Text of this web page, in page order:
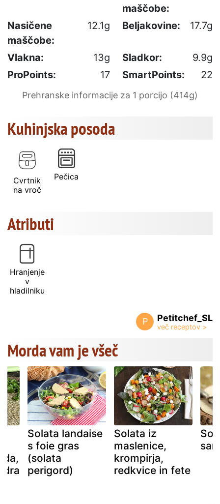
maščobe:
Nasičene
maščobe:
12.1g Beljakovine: 17.7g
Vlakna: 13g Sladkor:
9.9g
ProPoints:
17 SmartPoints: 22
Prehranske informacije za 1 porcijo (414g)
Kuhinjska posoda
Cvrtnik
na vroč
Pečica
Atributi
Hranjenje
v
hladilniku
P Petitchef_SL
Morda vam je všeč
Solata landaise
s foie gras
(solata
perigord)
Solata iz
maslenice,
krompirja,
redkvice in fete